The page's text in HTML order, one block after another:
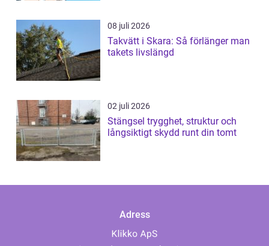
08 juli 2026
Takvätt i Skara: Så förlänger man
takets livslängd
02 juli 2026
Stängsel trygghet, struktur och
långsiktigt skydd runt din tomt
Adress